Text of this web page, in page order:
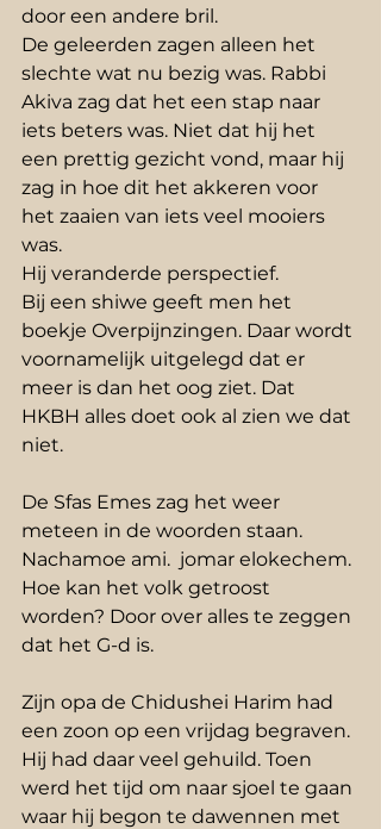
door een andere bril.
De geleerden zagen alleen het
slechte wat nu bezig was. Rabbi
Akiva zag dat het een stap naar
iets beters was. Niet dat hij het
een prettig gezicht vond, maar hij
zag in hoe dit het akkeren voor
het zaaien van iets veel mooiers
was.
Hij veranderde perspectief.
Bij een shiwe geeft men het
boekje Overpijnzingen. Daar wordt
voornamelijk uitgelegd dat er
meer is dan het oog ziet. Dat
HKBH alles doet ook al zien we dat
niet.
De Sfas Emes zag het weer
meteen in de woorden staan.
Nachamoe ami.  jomar elokechem.
Hoe kan het volk getroost
worden? Door over alles te zeggen
dat het G-d is.
Zijn opa de Chidushei Harim had
een zoon op een vrijdag begraven.
Hij had daar veel gehuild. Toen
werd het tijd om naar sjoel te gaan
waar hij begon te dawennen met